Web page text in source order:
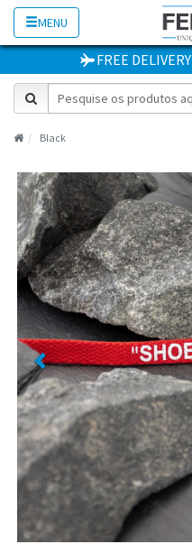
MENU
FREE DELIVERY
Black
Previous